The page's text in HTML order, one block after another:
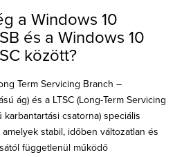
a Windows 10
és a Windows 10
között?
Term Servicing Branch –
ág) és a LTSC (Long-Term Servicing
csatorna) speciális
stabil, időben változatlan és
függetlenül működő